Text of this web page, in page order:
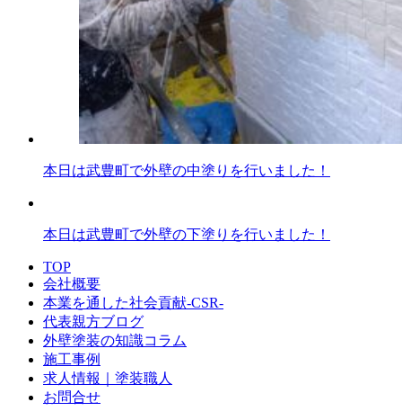
本日は武豊町で外壁の中塗りを行いました！
本日は武豊町で外壁の下塗りを行いました！
TOP
会社概要
本業を通した社会貢献-CSR-
代表親方ブログ
外壁塗装の知識コラム
施工事例
求人情報｜塗装職人
お問合せ